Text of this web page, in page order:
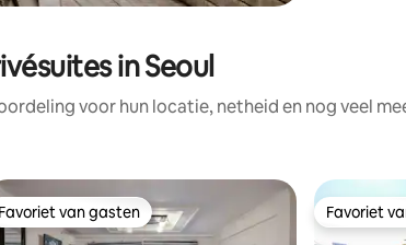
in Seoul
voor hun locatie, netheid en nog veel
Favoriet van gasten
Favoriet van gasten Favoriet
Favoriet